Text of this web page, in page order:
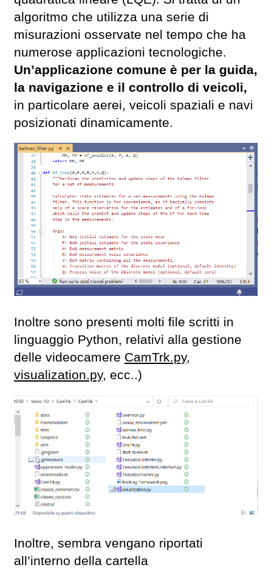
algoritmo che utilizza una serie di
misurazioni osservate nel tempo che ha
numerose applicazioni tecnologiche.
Un’applicazione comune è per la guida,
la navigazione e il controllo di veicoli,
in particolare aerei, veicoli spaziali e navi
posizionati dinamicamente.
Inoltre sono presenti molti file scritti in
linguaggio Python, relativi alla gestione
delle videocamere CamTrk.py,
visualization.py, ecc..)
Inoltre, sembra vengano riportati
all’interno della cartella